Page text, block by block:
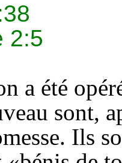
2:5
a été
sont,
Ils